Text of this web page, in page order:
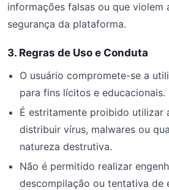
informações falsas ou que violem
segurança da plataforma.
3. Regras de Uso e Conduta
O usuário compromete-se a
para fins lícitos e educacionais.
É estritamente proibido utilizar
distribuir vírus, malwares ou
natureza destrutiva.
Não é permitido realizar
descompilação ou tentativa de